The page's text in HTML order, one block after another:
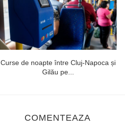
Curse de noapte între Cluj-Napoca și
Gilău pe...
COMENTEAZA